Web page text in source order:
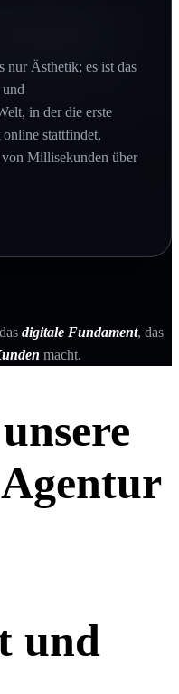
nur Ästhetik; es ist das
in der die erste
stattfindet,
Millisekunden über
existiert für den
abholt.
Händen halten
digitale Fundament, das
macht.
und